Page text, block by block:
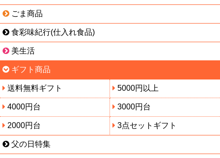
ごま商品
食彩味紀行(仕入れ食品)
美生活
ギフト商品
送料無料ギフト 5000円以上
4000円台 3000円台
2000円台 3点セットギフト
父の日特集